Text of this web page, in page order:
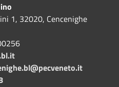
1, 32020, Cencenighe